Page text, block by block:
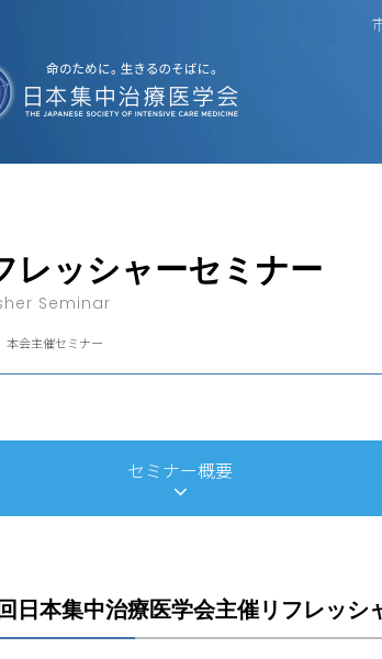
本会主催セミナー
レッシャーセミナー
Seminar
セミナー概要
日本集中治療医学会主催リフレッシ